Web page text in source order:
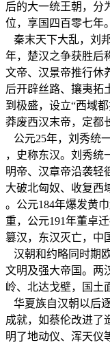
后的大一统王朝，分
位，享国四百零七年。
秦末天下大乱，刘
年，楚汉之争获胜后
文帝、汉景帝推行休
后开辟丝路、攘夷拓
到极盛，设立“西域
莽废西汉末帝，定都
公元25年，刘秀统
，史称东汉。刘秀统
明帝、汉章帝沿袭轻
大破北匈奴、收复西
。公元184年爆发黄
重，公元191年董卓
篡汉，东汉灭亡，中
汉朝和约略同时期
文明及强大帝国。两
岭、北达戈壁，国土
华夏族自汉朝以后
成就，如蔡伦改进了
明了地动仪、浑天仪